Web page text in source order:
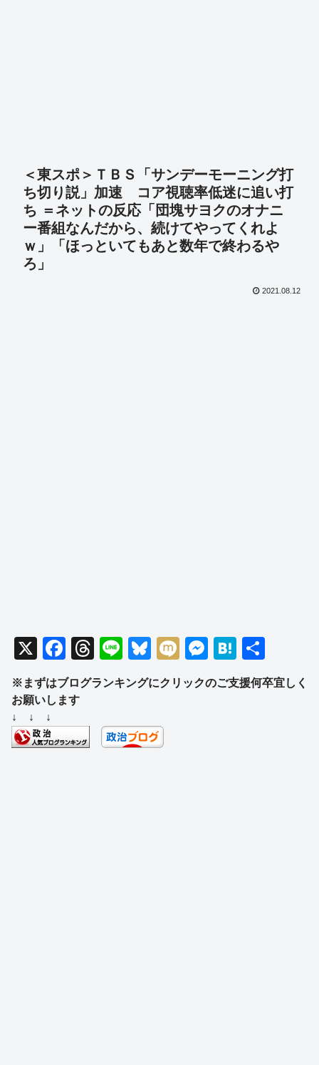
＜東スポ＞ＴＢＳ「サンデーモーニング打
ち切り説」加速 コア視聴率低迷に追い打
ち ＝ネットの反応「団塊サヨクのオナニ
ー番組なんだから、続けてやってくれよ
ｗ」「ほっといてもあと数年で終わるや
ろ」
2021.08.12
X
F
a
c
b
T
hr
e
d
Li
n
e
Bl
e
y
M
ixi
M
ss
H
at
e
有
※まずはブログランキングにクリックのご支援何卒宜しく
お願いします
↓ ↓ ↓